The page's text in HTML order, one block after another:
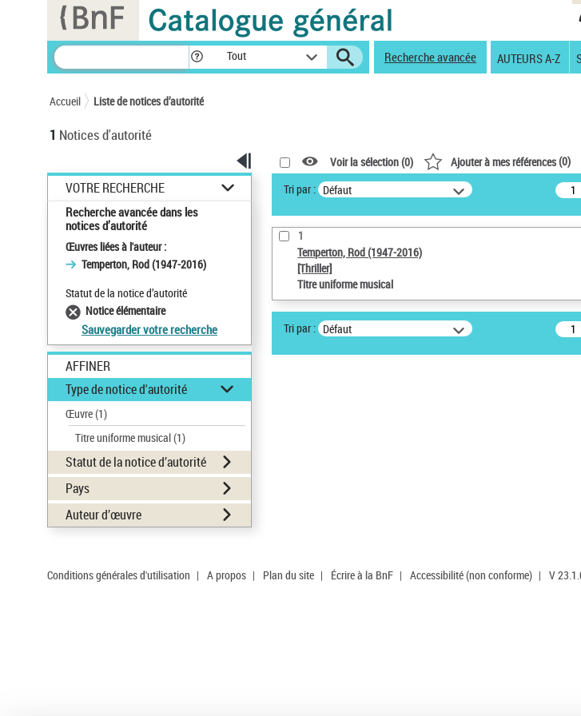
Tout Recherche avancée AUTEURS A-Z
Accueil Liste de notices d’autorité
1 Notices d'autorité
VOTRE RECHERCHE
Recherche avancée dans les
notices d’autorité
Œuvres liées à l'auteur :
Temperton, Rod (1947-2016)
Statut de la notice d’autorité
Notice élémentaire
Sauvegarder votre recherche
AFFINER
Type de notice d'autorité
Œuvre(1)
Titre uniforme musical(1)
Statut de la notice d’autorité
Pays
Auteur d’œuvre
Voir la sélection (0) Ajouter à mes références(0)
Tri par : Défaut
1
Temperton, Rod (1947-2016)
[Thriller]
Titre uniforme musical
Tri par : Défaut
Conditions générales d'utilisation | A propos | Plan du site | Écrire à la BnF | Accessibilité (non conforme) | V
Panneau de gestion des cookies